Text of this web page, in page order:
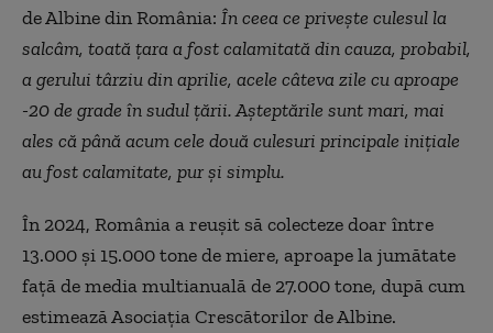
de Albine din România: În ceea ce privește culesul la
salcâm, toată țara a fost calamitată din cauza, probabil,
a gerului târziu din aprilie, acele câteva zile cu aproape
-20 de grade în sudul țării. Așteptările sunt mari, mai
ales că până acum cele două culesuri principale inițiale
au fost calamitate, pur și simplu.
În 2024, România a reușit să colecteze doar între
13.000 și 15.000 tone de miere, aproape la jumătate
față de media multianuală de 27.000 tone, după cum
estimează Asociația Crescătorilor de Albine.